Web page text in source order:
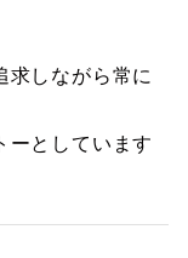
求しながら常に
ーとしています